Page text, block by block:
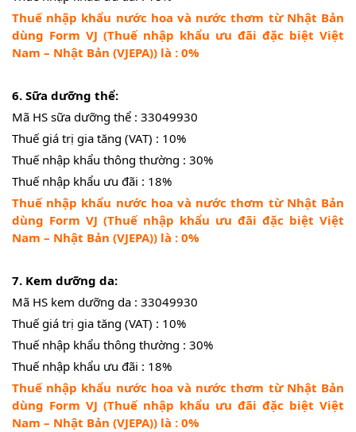
Thuế nhập khẩu nước hoa và nước thơm từ Nhật Bản
dùng Form VJ (Thuế nhập khẩu ưu đãi đặc biệt Việt
Nam – Nhật Bản (VJEPA)) là : 0%
6. Sữa dưỡng thể:
Mã HS sữa dưỡng thể : 33049930
Thuế giá trị gia tăng (VAT) : 10%
Thuế nhập khẩu thông thường : 30%
Thuế nhập khẩu ưu đãi : 18%
Thuế nhập khẩu nước hoa và nước thơm từ Nhật Bản
dùng Form VJ (Thuế nhập khẩu ưu đãi đặc biệt Việt
Nam – Nhật Bản (VJEPA)) là : 0%
7. Kem dưỡng da:
Mã HS kem dưỡng da : 33049930
Thuế giá trị gia tăng (VAT) : 10%
Thuế nhập khẩu thông thường : 30%
Thuế nhập khẩu ưu đãi : 18%
Thuế nhập khẩu nước hoa và nước thơm từ Nhật Bản
dùng Form VJ (Thuế nhập khẩu ưu đãi đặc biệt Việt
Nam – Nhật Bản (VJEPA)) là : 0%